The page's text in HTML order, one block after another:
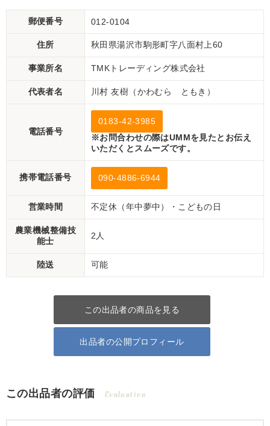
郵便番号 012-0104
住所 秋田県湯沢市駒形町字八面村上60
事業所名 TMKトレーディング株式会社
代表者名 川村 友樹（かわむら ともき）
電話番号
0183-42-3985
※お問合わせの際はUMMを見たとお伝え
いただくとスムーズです。
携帯電話番号 090-4886-6944
営業時間 不定休（年中夢中）・こどもの日
農業機械整備技
能士
2人
陸送 可能
この出品者の商品を見る
出品者の公開プロフィール
この出品者の評価 Evaluation